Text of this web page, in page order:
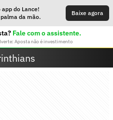
app do Lance!
da mão.
Baixe agora
Fale com o assistente.
Aposta não é investimento